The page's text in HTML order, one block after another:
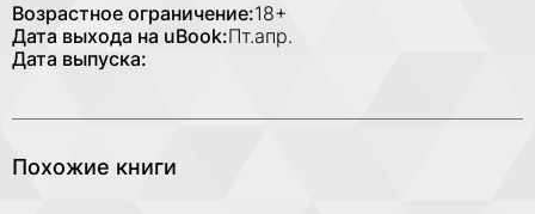
Возрастное ограничение:18+
Дата выхода на uBook:Пт.апр.
Дата выпуска:
Похожие книги